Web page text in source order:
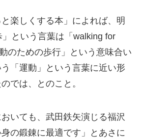
楽しくする本」によれば、明
という言葉は「walking for
のための歩行」という意味合い
「運動」という言葉に近い形
では、とのこと。
おいても、武田鉄矢演じる福沢
の鍛錬に最適です」とあさに